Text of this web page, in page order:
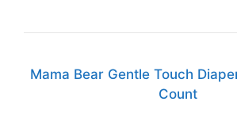
Mama Bear Gentle Touch
Count